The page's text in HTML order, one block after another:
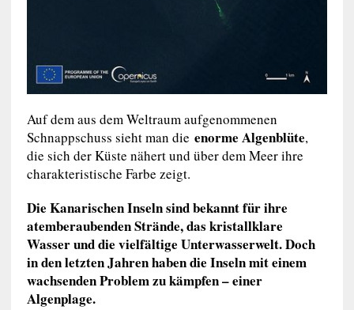
Auf dem aus dem Weltraum aufgenommenen
Schnappschuss sieht man die enorme Algenblüte,
die sich der Küste nähert und über dem Meer ihre
charakteristische Farbe zeigt.
Die Kanarischen Inseln sind bekannt für ihre
atemberaubenden Strände, das kristallklare
Wasser und die vielfältige Unterwasserwelt. Doch
in den letzten Jahren haben die Inseln mit einem
wachsenden Problem zu kämpfen – einer
Algenplage.